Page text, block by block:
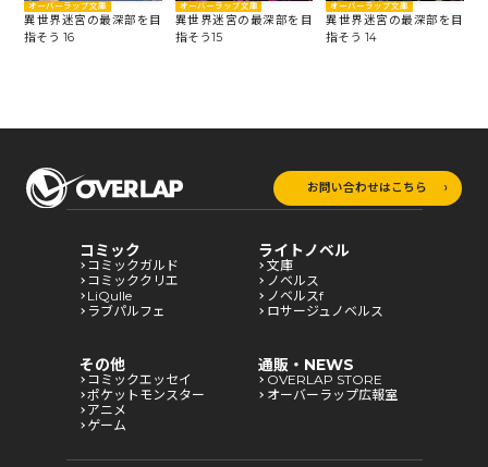
オーバーラップ文庫
異世界迷宮の最深部を目
指そう 16
オーバーラップ文庫
異世界迷宮の最深部を目
指そう15
オーバーラップ文庫
異世界迷宮の最深部を目
指そう 14
お問い合わせはこちら
コミック
コミックガルド
コミッククリエ
LiQulle
ラブパルフェ
ライトノベル
文庫
ノベルス
ノベルスf
ロサージュノベルス
その他
コミックエッセイ
ポケットモンスター
アニメ
ゲーム
通販・NEWS
OVERLAP STORE
オーバーラップ広報室